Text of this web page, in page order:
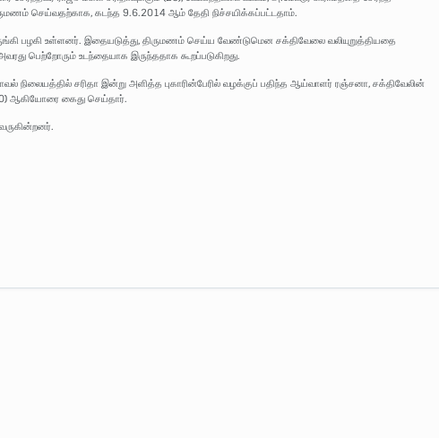
செய்வதற்காக, கடந்த 9.6.2014 ஆம் தேதி நிச்சயிக்கப்பட்டதாம்.
பழகி உள்ளனர். இதையடுத்து, திருமணம் செய்ய வேண்டுமென சக்திவேலை வலியுறுத்தியதை
பெற்றோரும் உடந்தையாக இருந்ததாக கூறப்படுகிறது.
நிலையத்தில் சரிதா இன்று அளித்த புகாரின்பேரில் வழக்குப் பதிந்த ஆய்வாளர் ரஞ்சனா, சக்திவேலின்
ஆகியோரை கைது செய்தார்.